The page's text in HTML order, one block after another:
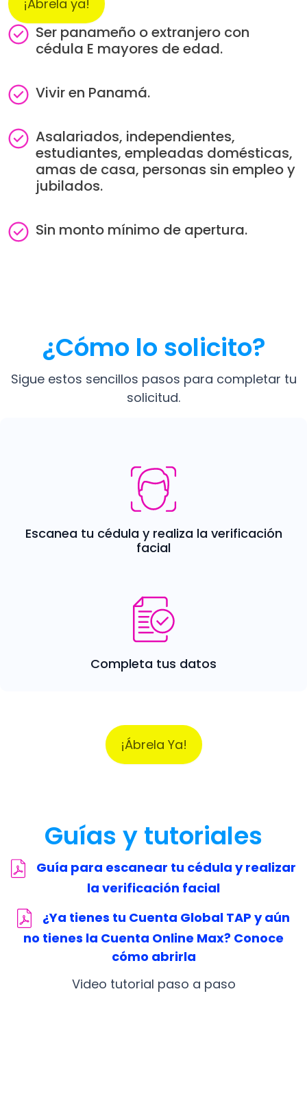
¡Ábrela ya!
ImageSer panameño o extranjero con
cédula E mayores de edad.
ImageVivir en Panamá.
ImageAsalariados, independientes,
estudiantes, empleadas domésticas,
amas de casa, personas sin empleo y
jubilados.
ImageSin monto mínimo de apertura.
¿Cómo lo solicito?
Sigue estos sencillos pasos para completar tu
solicitud.
Escanea tu cédula y realiza la verificación
facial
Completa tus datos
¡Ábrela Ya!
Guías y tutoriales
Guía para escanear tu cédula y realizar
la verificación facial
¿Ya tienes tu Cuenta Global TAP y aún
no tienes la Cuenta Online Max? Conoce
cómo abrirla
Video tutorial paso a paso